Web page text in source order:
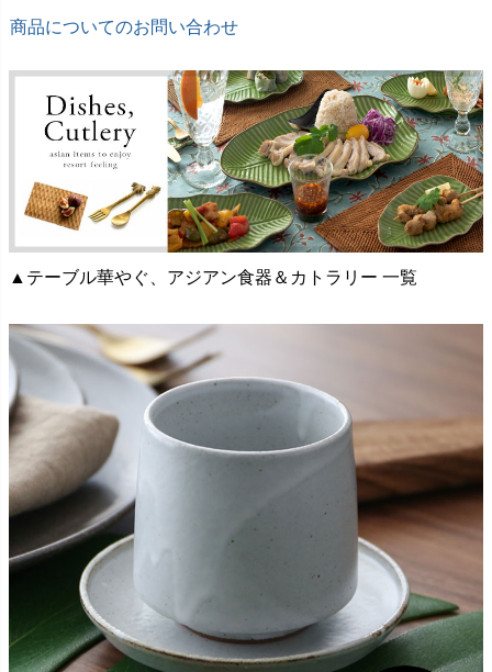
商品についてのお問い合わせ
▲テーブル華やぐ、アジアン食器＆カトラリー 一覧